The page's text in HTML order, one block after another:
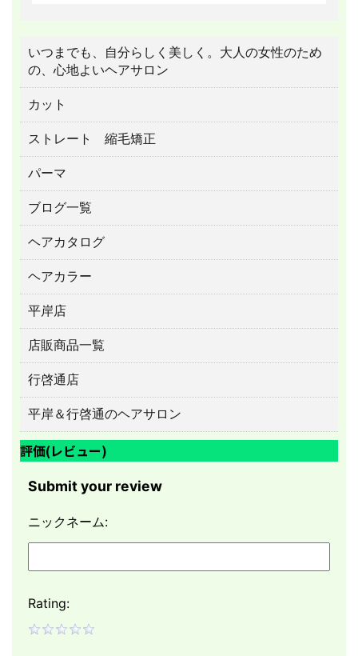
いつまでも、自分らしく美しく。大人の女性のため
の、心地よいヘアサロン
カット
ストレート 縮毛矯正
パーマ
ブログ一覧
ヘアカタログ
ヘアカラー
平岸店
店販商品一覧
行啓通店
平岸＆行啓通のヘアサロン
評価(レビュー)
Submit your review
ニックネーム:
Rating: